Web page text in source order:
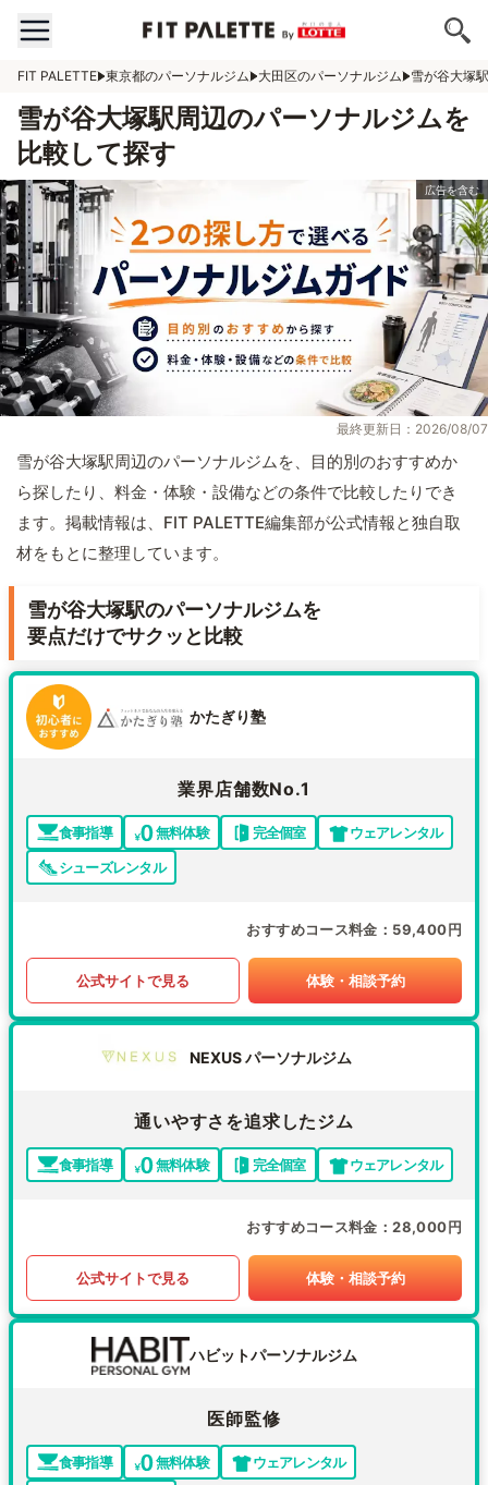
FIT PALETTE 東京都のパーソナルジム 大田区のパーソナルジム 雪が谷大塚
雪が谷大塚駅周辺のパーソナルジムを
比較して探す
最終更新日：2026/08/07
雪が谷大塚駅周辺のパーソナルジムを、目的別のおすすめか
ら探したり、料金・体験・設備などの条件で比較したりでき
ます。掲載情報は、FIT PALETTE編集部が公式情報と独自取
材をもとに整理しています。
雪が谷大塚駅のパーソナルジムを
要点だけでサクッと比較
かたぎり塾
業界店舗数No.1
食事指導 無料体験 完全個室
ウェアレンタル
シューズレンタル
おすすめコース料金 59,400円
公式サイトで見る 体験・相談予約
NEXUS パーソナルジム
通いやすさを追求したジム
食事指導 無料体験 完全個室 ウェアレンタル
おすすめコース料金 28,000円
公式サイトで見る 体験・相談予約
ハビットパーソナルジム
医師監修
食事指導 無料体験
ウェアレンタル